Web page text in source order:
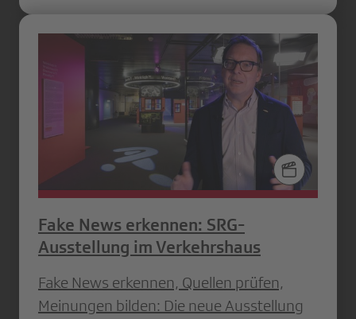
Fake News erkennen: SRG-
Ausstellung im Verkehrshaus
Fake News erkennen, Quellen prüfen,
Meinungen bilden: Die neue Ausstellung